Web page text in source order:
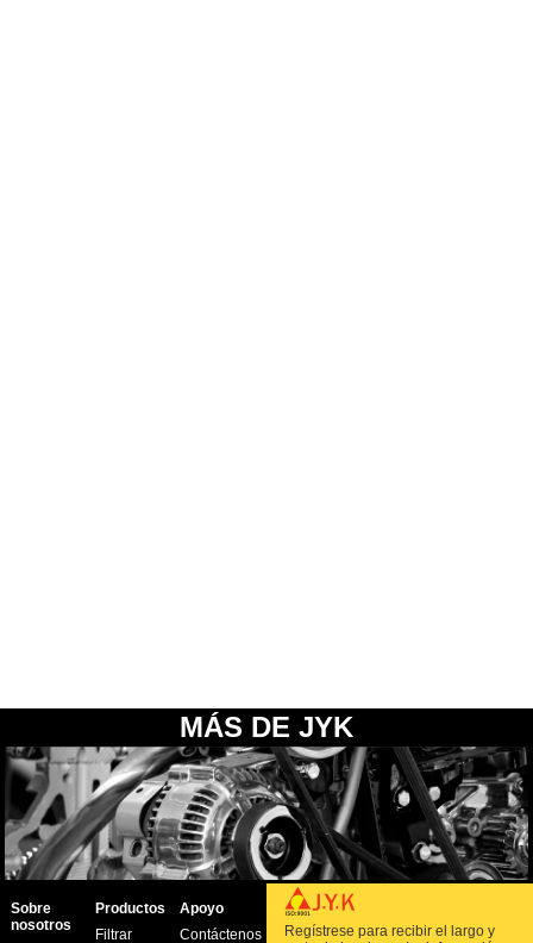
MÁS DE JYK
Sobre
nosotros
Productos
Filtrar
Apoyo
Contáctenos
Regístrese para recibir el largo y